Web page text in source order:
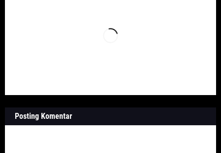
Posting Komentar